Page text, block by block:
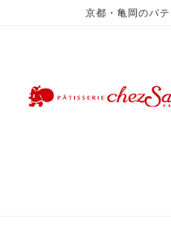
京都・亀岡のパ